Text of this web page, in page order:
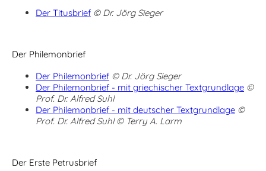
Der Titusbrief © Dr. Jörg Sieger
Der Philemonbrief
Der Philemonbrief © Dr. Jörg Sieger
Der Philemonbrief - mit griechischer Textgrundlage ©
Prof. Dr. Alfred Suhl
Der Philemonbrief - mit deutscher Textgrundlage ©
Prof. Dr. Alfred Suhl © Terry A. Larm
Der Erste Petrusbrief